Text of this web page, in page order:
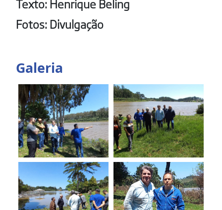
Texto: Henrique Beling
Fotos: Divulgação
Galeria